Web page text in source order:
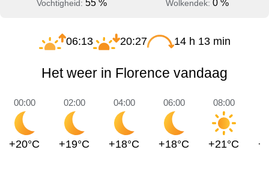
Vochtigheid: 55 % Wolkendek: 0 %
06:13 20:27 14 h 13 min
Het weer in Florence vandaag
00:00
+20°C
02:00
+19°C
04:00
+18°C
06:00
+18°C
08:00
+21°C